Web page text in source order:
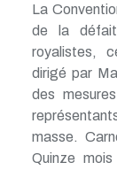
La
de la
royalistes,
dirigé par
des
masse.
Quinze